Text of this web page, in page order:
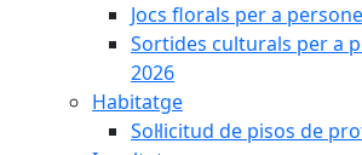
Jocs florals per a
Sortides culturals per a
2026
Habitatge
Sol·licitud de pisos de